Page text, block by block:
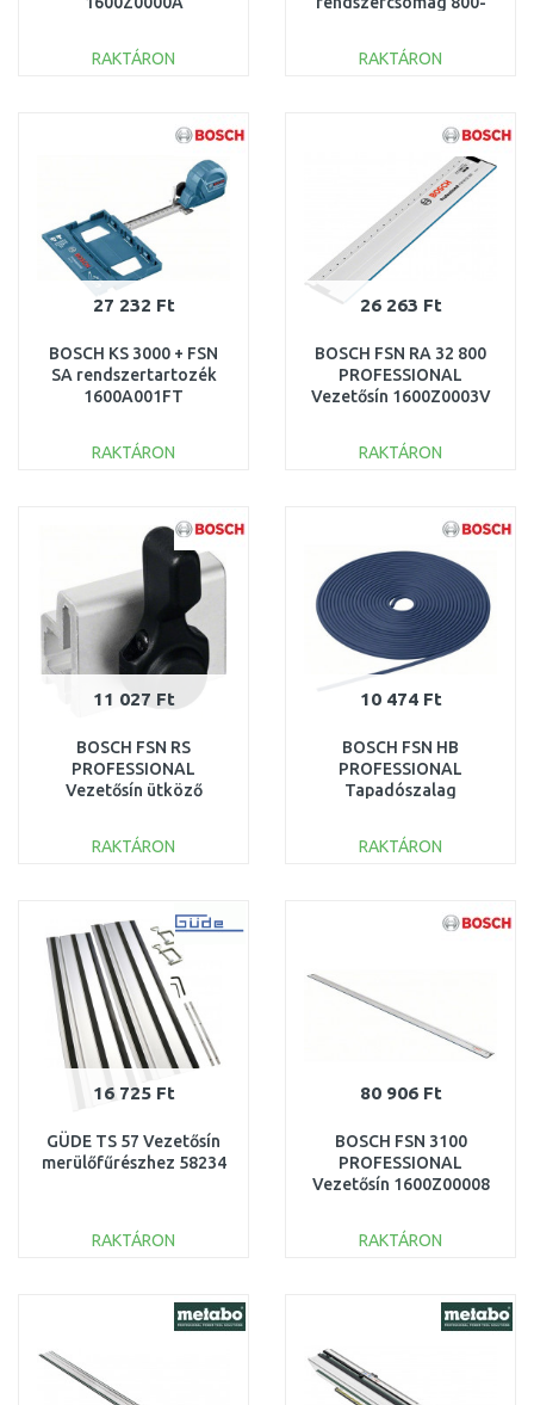
RAKTÁRON
Összehasonlítás
RAKTÁRON
Összehasonlítás
27 232 Ft
BOSCH KS 3000 + FSN
SA rendszertartozék
1600A001FT
RAKTÁRON
Összehasonlítás
26 263 Ft
BOSCH FSN RA 32 800
PROFESSIONAL
Vezetősín 1600Z0003V
RAKTÁRON
Összehasonlítás
11 027 Ft
BOSCH FSN RS
PROFESSIONAL
Vezetősín ütköző
1600Z0000M
RAKTÁRON
Összehasonlítás
10 474 Ft
BOSCH FSN HB
PROFESSIONAL
Tapadószalag
RAKTÁRON
Összehasonlítás
16 725 Ft
GÜDE TS 57 Vezetősín
merülőfűrészhez 58234
RAKTÁRON
Összehasonlítás
80 906 Ft
BOSCH FSN 3100
PROFESSIONAL
Vezetősín 1600Z00008
RAKTÁRON
Összehasonlítás